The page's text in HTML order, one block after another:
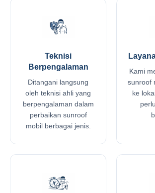
Teknisi
Berpengalaman
Ditangani langsung
oleh teknisi ahli yang
berpengalaman dalam
perbaikan sunroof
mobil berbagai jenis.
Kami
sunroof
ke